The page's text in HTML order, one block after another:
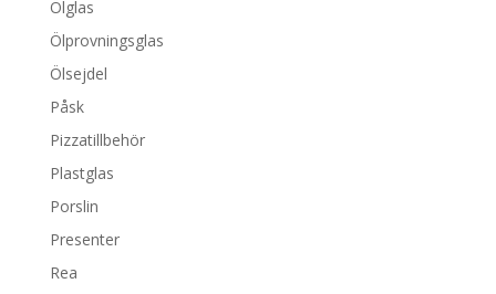
Ölglas
Ölprovningsglas
Ölsejdel
Påsk
Pizzatillbehör
Plastglas
Porslin
Presenter
Rea